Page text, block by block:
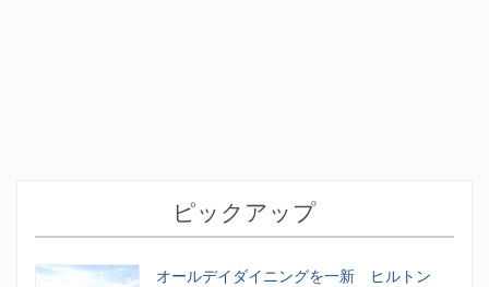
ピックアップ
オールデイダイニングを一新 ヒルトン